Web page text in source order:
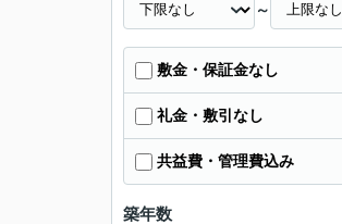
～
敷金・保証金なし
礼金・敷引なし
共益費・管理費込み
築年数